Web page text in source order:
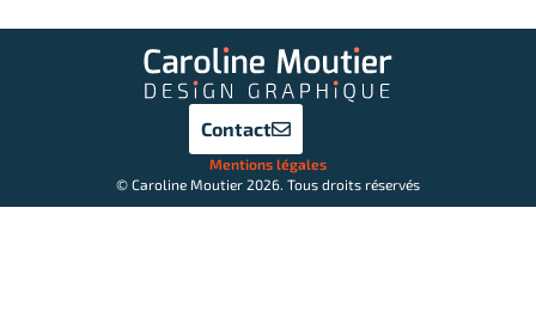
Mentions légales
© Caroline Moutier 2026. Tous droits réservés
Contact